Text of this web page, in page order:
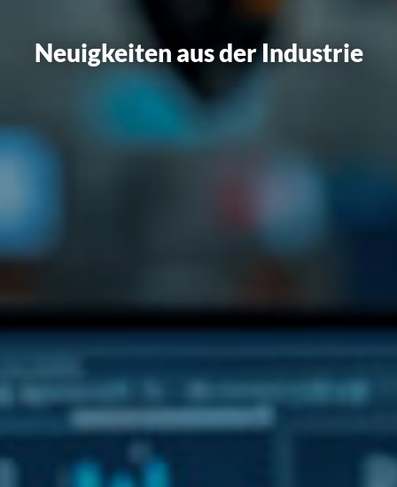
Neuigkeiten aus der Industrie